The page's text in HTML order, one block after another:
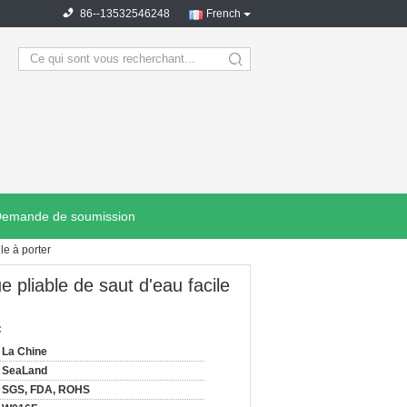
French
86--13532546248
search
de soumission
à porter
pliable de saut d'eau facile
La Chine
SeaLand
SGS, FDA, ROHS